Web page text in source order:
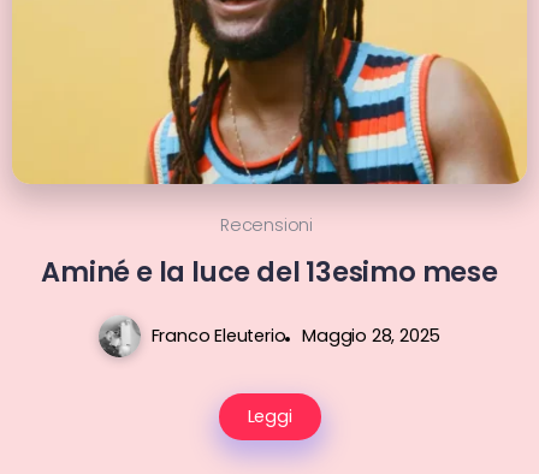
Recensioni
Aminé e la luce del 13esimo mese
Franco Eleuterio Maggio 28, 2025
Leggi